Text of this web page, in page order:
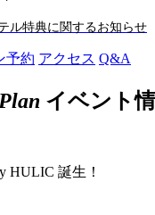
ル特典に関するお知らせ
予約 アクセス Q&A
イベント
HULIC 誕生！